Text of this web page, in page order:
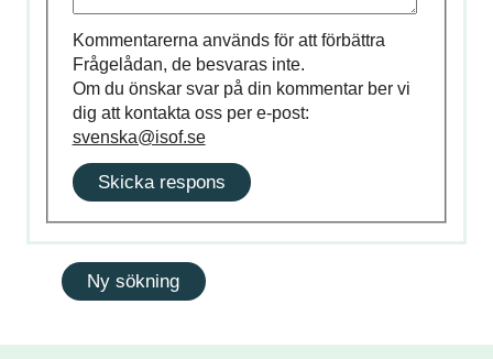
Kommentarerna används för att förbättra
Frågelådan, de besvaras inte.
Om du önskar svar på din kommentar ber vi
dig att kontakta oss per e-post:
svenska@isof.se
Skicka respons